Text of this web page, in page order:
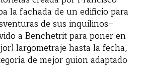
la fachada de un edificio para
de sus inquilinos–
a Benchetrit para poner en
largometraje hasta la fecha,
de mejor guion adaptado